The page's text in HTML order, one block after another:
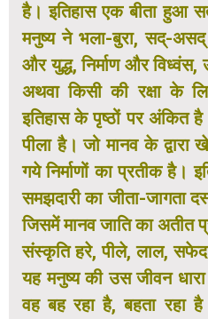
है। इतिहास एक बीता हुआ
मनुष्य ने भला-बुरा, सद्-
और युद्ध, निर्माण और
अथवा किसी की रक्षा के
इतिहास के पृष्ठों पर अंकित
पीला है। जो मानव के
गये निर्माणों का प्रतीक है।
समझदारी का जीता-जागता
जिसमें मानव जाति का अतीत
संस्कृति हरे, पीले, लाल,
यह मनुष्य की उस जीवन
वह बह रहा है, बहता रहा